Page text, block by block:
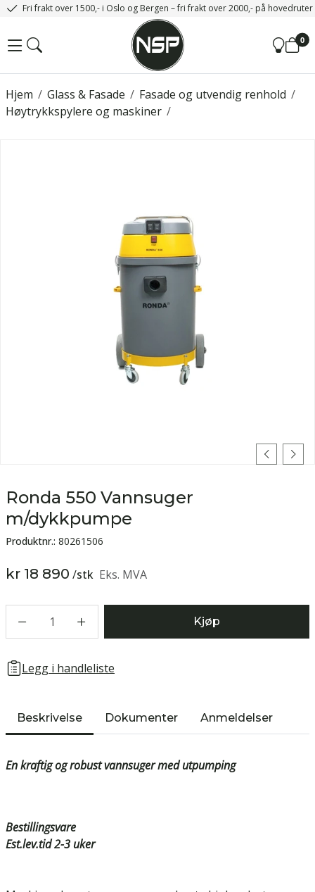
Fri frakt over 1500,- i Oslo og Bergen – fri frakt over 2000,- på
0
/
Hjem /
Glass & Fasade /
Fasade og utvendig renhold
/
Høytrykkspylere og maskiner
Ronda 550 Vannsuger
m/dykkpumpe
Produktnr.: 80261506
kr 18 890 /stk Eks. MVA
1 Kjøp
Legg i handleliste
Beskrivelse Dokumenter Anmeldelser
En kraftig og robust vannsuger med utpumping
Bestillingsvare
Est.lev.tid 2-3 uker